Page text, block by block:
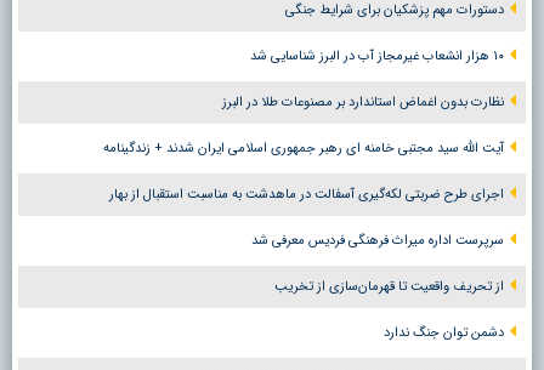
دستورات مهم پزشکیان برای شرایط جنگی
۱۰ هزار انشعاب غیرمجاز آب در البرز شناسایی شد
نظارت بدون اغماض استاندارد بر مصنوعات طلا در البرز
آیت الله سید مجتبی خامنه ای رهبر جمهوری اسلامی ایران شدند + زندگینامه
اجرای طرح ضربتی لکه‌گیری آسفالت در ماهدشت به مناسبت استقبال از بهار
سرپرست اداره میراث فرهنگی فردیس معرفی شد
از تحریف واقعیت تا قهرمان‌سازی از تخریب
دشمن توان جنگ ندارد